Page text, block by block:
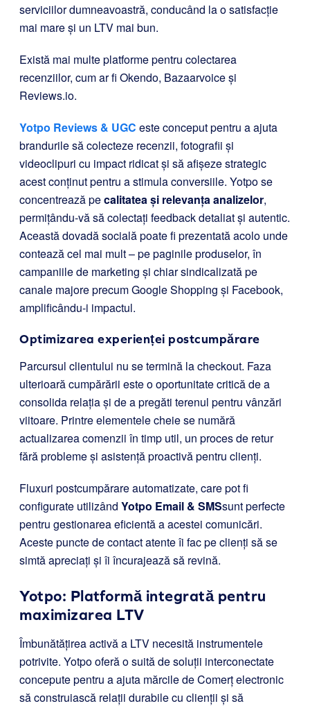
serviciilor dumneavoastră, conducând la o satisfacție
mai mare și un LTV mai bun.
Există mai multe platforme pentru colectarea
recenziilor, cum ar fi Okendo, Bazaarvoice și
Reviews.io.
Yotpo Reviews & UGC este conceput pentru a ajuta
brandurile să colecteze recenzii, fotografii și
videoclipuri cu impact ridicat și să afișeze strategic
acest conținut pentru a stimula conversiile. Yotpo se
concentrează pecalitatea și relevanța analizelor,
permițându-vă să colectați feedback detaliat și autentic.
Această dovadă socială poate fi prezentată acolo unde
contează cel mai mult – pe paginile produselor, în
campaniile de marketing și chiar sindicalizată pe
canale majore precum Google Shopping și Facebook,
amplificându-i impactul.
Optimizarea experienței postcumpărare
Parcursul clientului nu se termină la checkout. Faza
ulterioară cumpărării este o oportunitate critică de a
consolida relația și de a pregăti terenul pentru vânzări
viitoare. Printre elementele cheie se numără
actualizarea comenzii în timp util, un proces de retur
fără probleme și asistență proactivă pentru clienți.
Fluxuri postcumpărare automatizate, care pot fi
configurate utilizând Yotpo Email & SMSsunt perfecte
pentru gestionarea eficientă a acestei comunicări.
Aceste puncte de contact atente îi fac pe clienți să se
simtă apreciați și îi încurajează să revină.
Yotpo: Platformă integrată pentru
maximizarea LTV
Îmbunătățirea activă a LTV necesită instrumentele
potrivite. Yotpo oferă o suită de soluții interconectate
concepute pentru a ajuta mărcile de Comerț electronic
să construiască relații durabile cu clienții și să